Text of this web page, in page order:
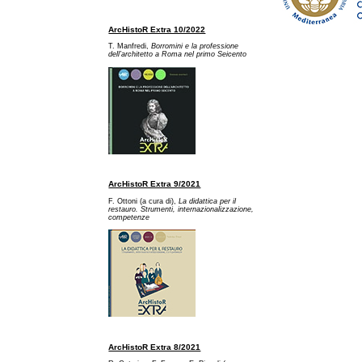
ArcHistoR Extra 10/2022
T. Manfredi,Borromini e la professione
dell’architetto a Roma nel primo Seicento
ArcHistoR Extra 9/2021
F. Ottoni (a cura di),La didattica per il
restauro. Strumenti, internazionalizzazione,
competenze
ArcHistoR Extra 8/2021